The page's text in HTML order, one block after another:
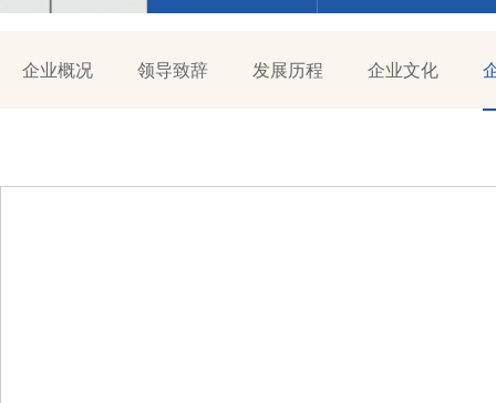
企业概况 领导致辞 发展历程 企业文化